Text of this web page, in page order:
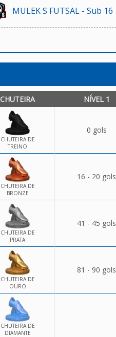
MULEK S FUTSAL - Sub 16
CHUTEIRA NÍVEL 1
CHUTEIRA DE
TREINO
0 gols
CHUTEIRA DE
BRONZE
16 - 20 gols
CHUTEIRA DE
PRATA
41 - 45 gols
CHUTEIRA DE
OURO
81 - 90 gols
CHUTEIRA DE
DIAMANTE